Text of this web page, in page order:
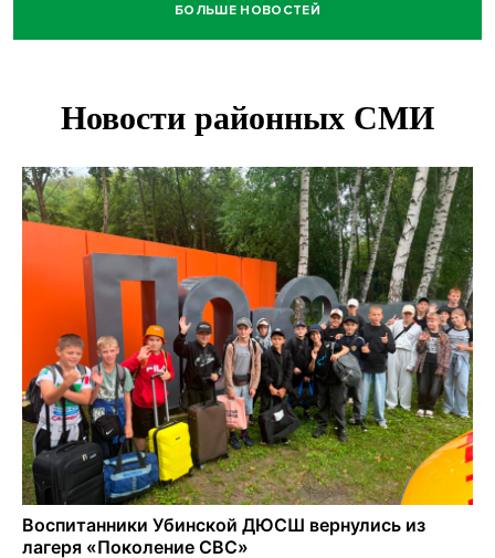
Африканский врач поразил новосибирцев в травмпункте
Покрытие рулежных дорожек обновили в аэропорту
В Новосибирске зафиксирован рост заболеваемости
энтеровирусной инфекцией
В Новосибирске осудили внука за продажу дедова ружья
псевдо-мигранту
БОЛЬШЕ НОВОСТЕЙ